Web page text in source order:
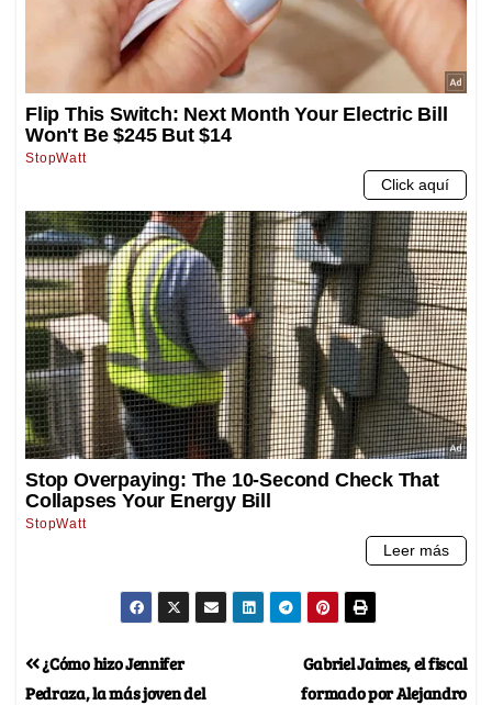
Gabriel Jaimes, el fiscal
formado por Alejandro
¿Cómo hizo Jennifer
Pedraza, la más joven del